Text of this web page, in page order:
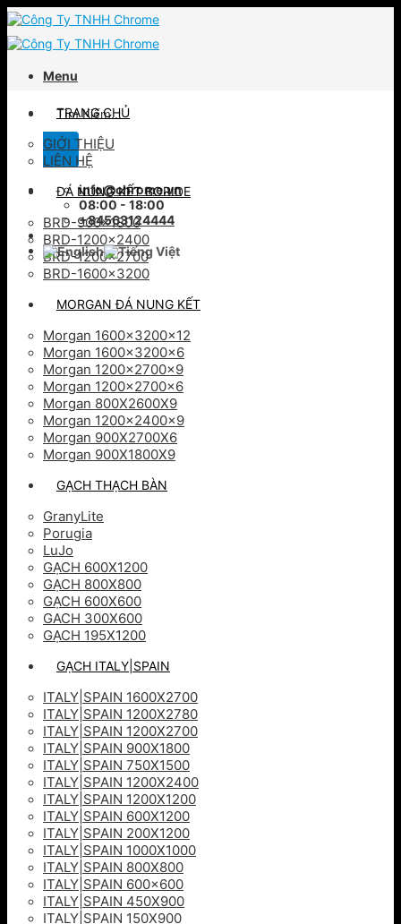
Skip
to
content
Menu
kiếm:
info@chrome.vn
08:00 - 18:00
+84563124444
TRANG CHỦ
GIỚI THIỆU
LIÊN HỆ
ĐÁ NUNG KẾT BORIDE
BRD-900×1800
BRD-1200×2400
BRD-1200×2700
BRD-1600×3200
MORGAN ĐÁ NUNG KẾT
Morgan 1600x3200x12
Morgan 1600x3200x6
Morgan 1200x2700x9
Morgan 1200x2700x6
Morgan 800X2600X9
Morgan 1200x2400x9
Morgan 900X2700X6
Morgan 900X1800X9
GẠCH THẠCH BÀN
GranyLite
Porugia
LuJo
GẠCH 600X1200
GẠCH 800X800
GẠCH 600X600
GACH 300X600
GẠCH 195X1200
GẠCH ITALY|SPAIN
ITALY|SPAIN 1600X2700
ITALY|SPAIN 1200X2780
ITALY|SPAIN 1200X2700
ITALY|SPAIN 900X1800
ITALY|SPAIN 750X1500
ITALY|SPAIN 1200X2400
ITALY|SPAIN 1200X1200
ITALY|SPAIN 600X1200
ITALY|SPAIN 200X1200
ITALY|SPAIN 1000X1000
ITALY|SPAIN 800X800
ITALY|SPAIN 600×600
ITALY|SPAIN 450X900
ITALY|SPAIN 150X900